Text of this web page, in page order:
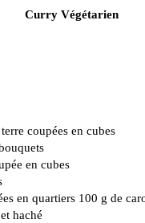
Curry Végétarien
coupées en cubes
en cubes
en quartiers 100 g de
haché